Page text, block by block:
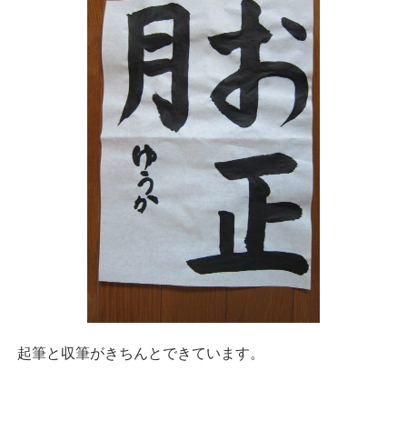
起筆と収筆がきちんとできています。